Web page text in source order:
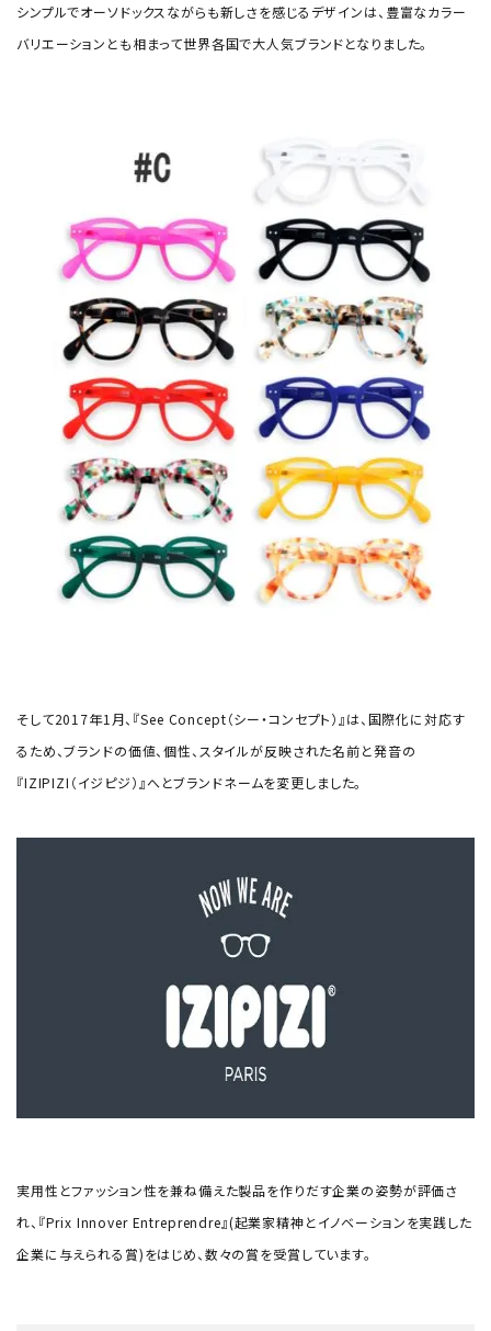
シンプルでオーソドックスながらも新しさを感じるデザインは、豊富なカラー
バリエーションとも相まって世界各国で大人気ブランドとなりました。
そして2017年1月、『See Concept（シー・コンセプト）』は、国際化に対応す
るため、ブランドの価値、個性、スタイルが反映された名前と発音の
『IZIPIZI（イジピジ）』へとブランドネームを変更しました。
実用性とファッション性を兼ね備えた製品を作りだす企業の姿勢が評価さ
れ、『Prix Innover Entreprendre』(起業家精神とイノベーションを実践した
企業に与えられる賞)をはじめ、数々の賞を受賞しています。